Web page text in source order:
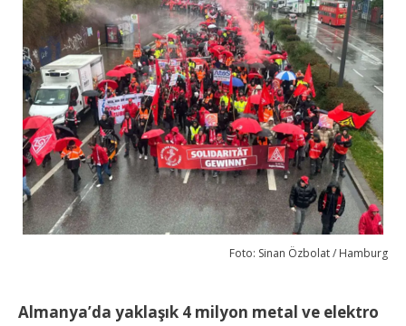
Foto: Sinan Özbolat / Hamburg
Almanya’da yaklaşık 4 milyon metal ve elektro